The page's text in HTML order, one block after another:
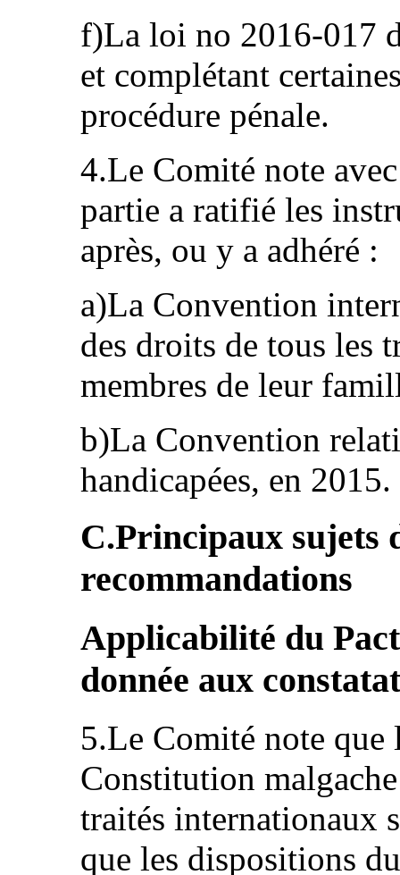
f)La loi no 2016-017
et complétant
procédure pénale.
4.Le Comité note
partie a ratifié les
après, ou y a adhéré :
a)La Convention
des droits de tous les
membres de leur
b)La Convention
handicapées, en 2015.
C.Principaux sujets
recommandations
Applicabilité du
donnée aux
5.Le Comité note que
Constitution
traités internationaux
que les dispositions